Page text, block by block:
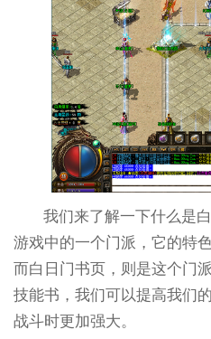
我们来了解一下什么是
游戏中的一个门派，它的特
而白日门书页，则是这个门
技能书，我们可以提高我们
战斗时更加强大。